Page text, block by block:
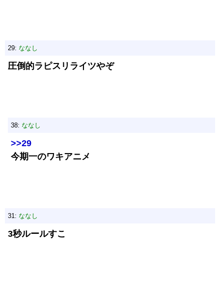
29: ななし
圧倒的ラピスリライツやぞ
38: ななし
>>29
今期一のワキアニメ
31: ななし
3秒ルールすこ